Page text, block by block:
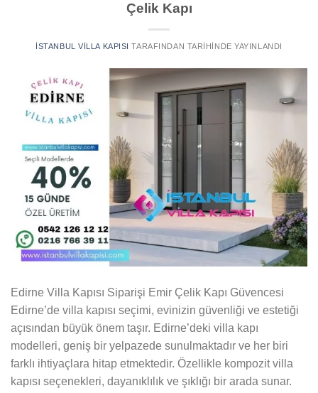
Çelik Kapı
İSTANBUL VILLA KAPISI TARAFINDAN TARIHINDE YAYINLANDI
Edirne Villa Kapısı Siparişi Emir Çelik Kapı Güvencesi
Edirne’de villa kapısı seçimi, evinizin güvenliği ve estetiği
açısından büyük önem taşır. Edirne’deki villa kapı
modelleri, geniş bir yelpazede sunulmaktadır ve her biri
farklı ihtiyaçlara hitap etmektedir. Özellikle kompozit villa
kapısı seçenekleri, dayanıklılık ve şıklığı bir arada sunar.